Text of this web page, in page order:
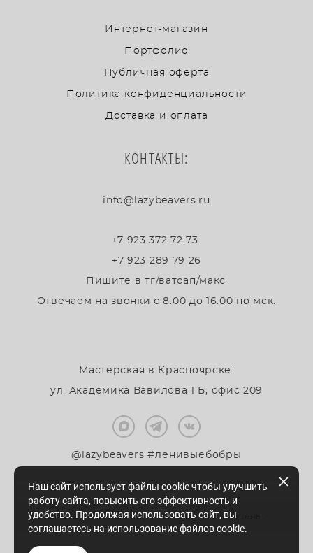
Интернет-магазин
Портфолио
Публичная оферта
Политика конфиденциальности
Доставка и оплата
КОНТАКТЫ:
info@lazybeavers.ru
+7 923 372 72 73
+7 923 289 79 26
Пишите в тг/ватсап/макс
Отвечаем на звонки с 8.00 до 16.00 по мск.
Мастерская в Красноярске:
ул. Академика Вавилова 1 Б, офис 209
@lazybeavers #ленивыебобры
©2026 Ленивые бобры . Все права защищены.
Наш сайт использует файлы cookie чтобы улучшить
работу сайта, повысить его эффективность и
удобство. Продолжая использовать сайт, вы
соглашаетесь на использование файлов cookie.